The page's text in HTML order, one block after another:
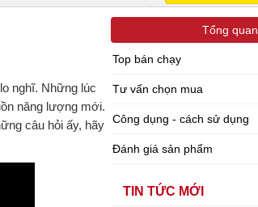
nghĩ. Những lúc
năng lượng mới.
câu hỏi ấy, hãy
Tổng quan
Top bán chạy
Tư vấn chọn mua
Công dụng - cách sử dụng
Đánh giá sản phẩm
TIN TỨC MỚI